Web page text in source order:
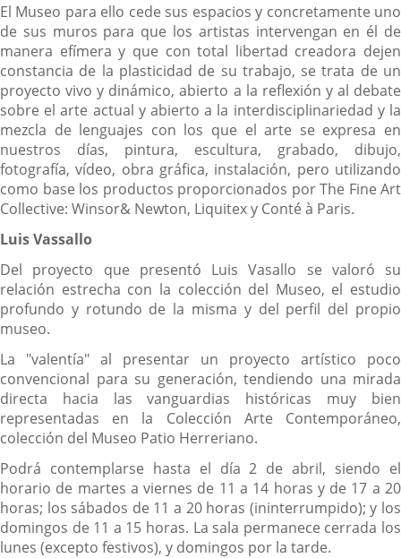
El Museo para ello cede sus espacios y concretamente uno
de sus muros para que los artistas intervengan en él de
manera efímera y que con total libertad creadora dejen
constancia de la plasticidad de su trabajo, se trata de un
proyecto vivo y dinámico, abierto a la reflexión y al debate
sobre el arte actual y abierto a la interdisciplinariedad y la
mezcla de lenguajes con los que el arte se expresa en
nuestros días, pintura, escultura, grabado, dibujo,
fotografía, vídeo, obra gráfica, instalación, pero utilizando
como base los productos proporcionados por The Fine Art
Collective: Winsor& Newton, Liquitex y Conté à Paris.
Luis Vassallo
Del proyecto que presentó Luis Vasallo se valoró su
relación estrecha con la colección del Museo, el estudio
profundo y rotundo de la misma y del perfil del propio
museo.
La "valentía" al presentar un proyecto artístico poco
convencional para su generación, tendiendo una mirada
directa hacia las vanguardias históricas muy bien
representadas en la Colección Arte Contemporáneo,
colección del Museo Patio Herreriano.
Podrá contemplarse hasta el día 2 de abril, siendo el
horario de martes a viernes de 11 a 14 horas y de 17 a 20
horas; los sábados de 11 a 20 horas (ininterrumpido); y los
domingos de 11 a 15 horas. La sala permanece cerrada los
lunes (excepto festivos), y domingos por la tarde.